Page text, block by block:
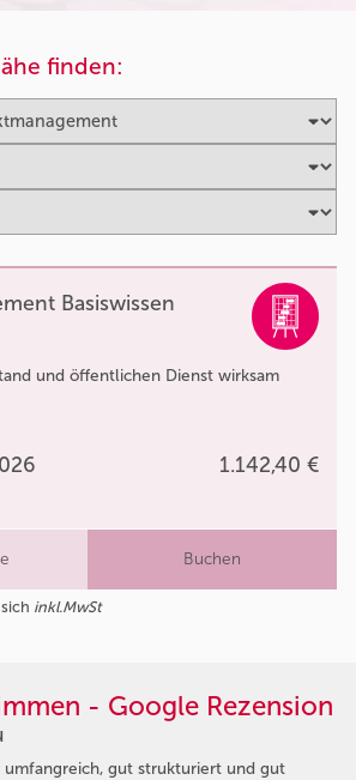
finden:
Basiswissen
und öffentlichen Dienst wirksam
1.142,40 €
Buchen
inkl.MwSt
- Google Rezension
umfangreich, gut strukturiert und gut